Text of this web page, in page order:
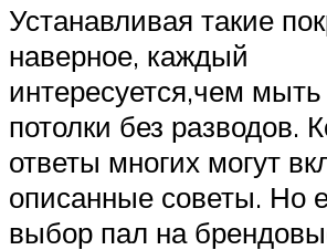
Устанавливая такие
наверное, каждый
интересуется,чем
потолки без разводов.
ответы многих могут
описанные советы. Но
выбор пал на